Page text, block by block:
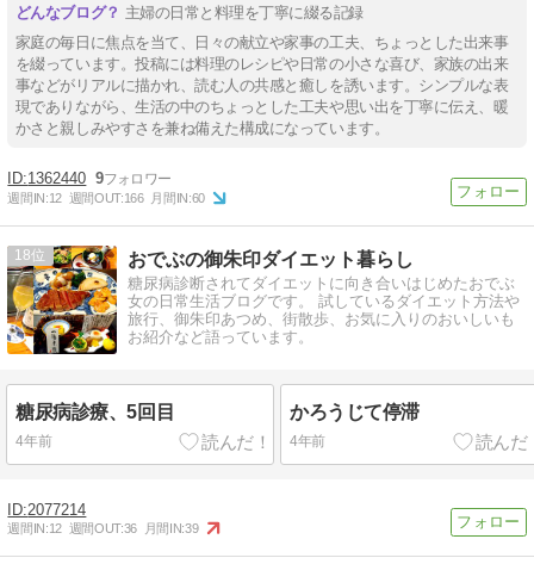
主婦の日常と料理を丁寧に綴る記録
家庭の毎日に焦点を当て、日々の献立や家事の工夫、ちょっとした出来事
を綴っています。投稿には料理のレシピや日常の小さな喜び、家族の出来
事などがリアルに描かれ、読む人の共感と癒しを誘います。シンプルな表
現でありながら、生活の中のちょっとした工夫や思い出を丁寧に伝え、暖
かさと親しみやすさを兼ね備えた構成になっています。
1362440 9
週間IN:12 週間OUT:166 月間IN:60
18 おでぶの御朱印ダイエット暮らし
糖尿病診断されてダイエットに向き合いはじめたおでぶ
女の日常生活ブログです。 試しているダイエット方法や
旅行、御朱印あつめ、街散歩、お気に入りのおいしいも
お紹介など語っています。
糖尿病診療、5回目
4年前
かろうじて停滞
4年前
2077214
週間IN:12 週間OUT:36 月間IN:39